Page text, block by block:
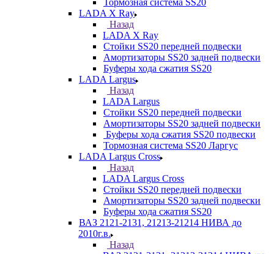
Тормозная система SS20
LADA X Ray
Назад
LADA X Ray
Стойки SS20 передней подвески
Амортизаторы SS20 задней подвески
Буферы хода сжатия SS20
LADA Largus
Назад
LADA Largus
Стойки SS20 передней подвески
Амортизаторы SS20 задней подвески
Буферы хода сжатия SS20 подвески
Тормозная система SS20 Ларгус
LADA Largus Cross
Назад
LADA Largus Cross
Стойки SS20 передней подвески
Амортизаторы SS20 задней подвески
Буферы хода сжатия SS20
ВАЗ 2121-2131, 21213-21214 НИВА до
2010г.в.
Назад